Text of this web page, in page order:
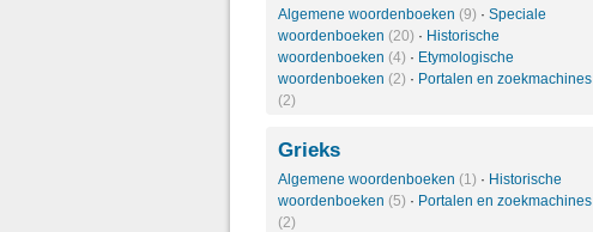
Algemene woordenboeken (9) · Speciale
woordenboeken (20) · Historische
woordenboeken (4) · Etymologische
woordenboeken (2) · Portalen en zoekmachines
(2)
Grieks
Algemene woordenboeken (1) · Historische
woordenboeken (5) · Portalen en zoekmachines
(2)